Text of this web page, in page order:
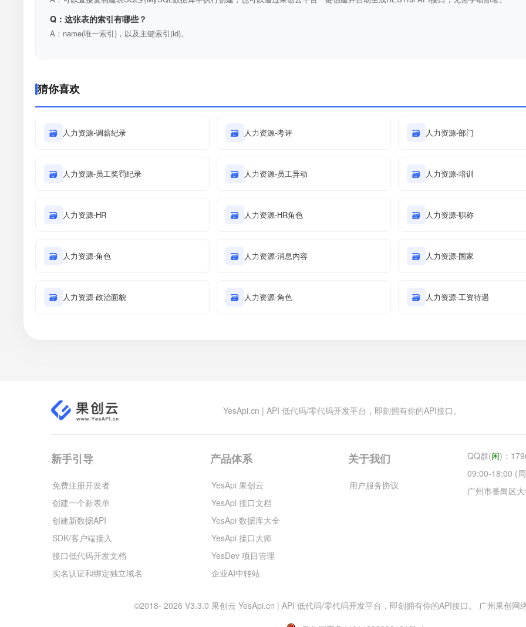
Q：这张表的索引有哪些？
A：name(唯一索引)，以及主键索引(id)。
猜你喜欢
🗃 人力资源-调薪纪录 🗃 人力资源-考评 🗃 人力资源-部门
🗃 人力资源-员工奖罚纪录 🗃 人力资源-员工异动 🗃 人力资源-培训
🗃 人力资源-HR 🗃 人力资源-HR角色 🗃 人力资源-职称
🗃 人力资源-角色 🗃 人力资源-消息内容 🗃 人力资源-国家
🗃 人力资源-政治面貌 🗃 人力资源-角色 🗃 人力资源-工资待遇
YesApi.cn | API 低代码/零代码开发平台，即刻拥有你的API接口。
新手引导
免费注册开发者
创建一个新表单
创建新数据API
SDK/客户端接入
接口低代码开发文档
实名认证和绑定独立域名
产品体系
YesApi 果创云
YesApi 接口文档
YesApi 数据库大全
YesApi 接口大师
YesDev 项目管理
企业AI中转站
关于我们
用户服务协议
QQ群(闲)：
09:00-18:00 (
广州市番禺区
©2018- 2026 V3.3.0 果创云 YesApi.cn | API 低代码/零代码开发平台，即刻拥有你的API接口。 广州果创网